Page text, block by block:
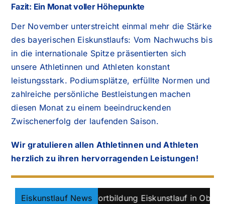
Fazit: Ein Monat voller Höhepunkte
Der November unterstreicht einmal mehr die Stärke
des bayerischen Eiskunstlaufs: Vom Nachwuchs bis
in die internationale Spitze präsentierten sich
unsere Athletinnen und Athleten konstant
leistungsstark. Podiumsplätze, erfüllte Normen und
zahlreiche persönliche Bestleistungen machen
diesen Monat zu einem beeindruckenden
Zwischenerfolg der laufenden Saison.
Wir gratulieren allen Athletinnen und Athleten
herzlich zu ihren hervorragenden Leistungen!
Eiskunstlauf News
Trainerfortbildung Eiskunstlauf in Oberstdorf ||